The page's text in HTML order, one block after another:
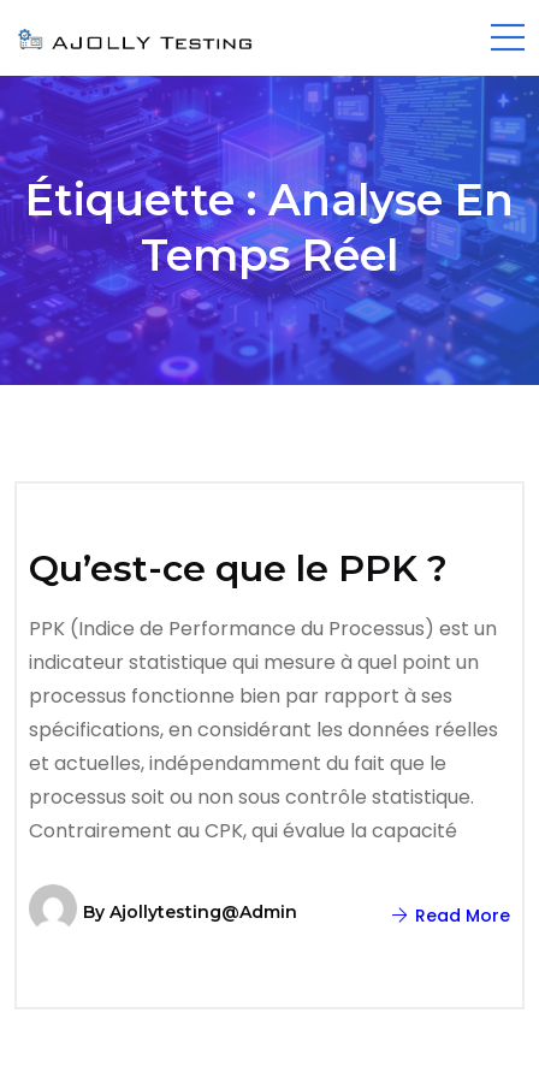
Étiquette :Analyse En
Temps Réel
Qu’est-ce que le PPK ?
PPK (Indice de Performance du Processus) est un
indicateur statistique qui mesure à quel point un
processus fonctionne bien par rapport à ses
spécifications, en considérant les données réelles
et actuelles, indépendamment du fait que le
processus soit ou non sous contrôle statistique.
Contrairement au CPK, qui évalue la capacité
By Ajollytesting@admin Read More